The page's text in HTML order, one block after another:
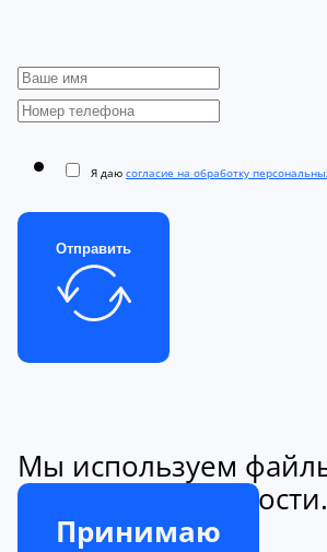
Я даю согласие на обработку
Отправить
Мы используем
конфиденциальности.
Принимаю